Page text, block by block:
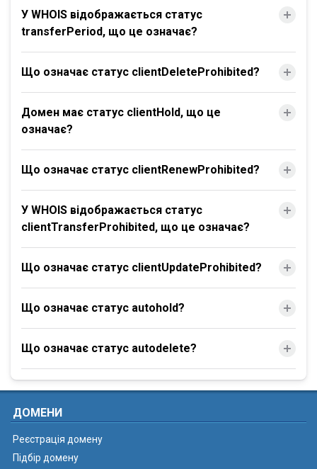
У WHOIS відображається статус
transferPeriod, що це означає?
Що означає статус clientDeleteProhibited?
Домен має статус clientHold, що це
означає?
Що означає статус clientRenewProhibited?
У WHOIS відображається статус
clientTransferProhibited, що це означає?
Що означає статус clientUpdateProhibited?
Що означає статус autohold?
Що означає статус autodelete?
ДОМЕНИ
Реєстрація домену
Підбір домену